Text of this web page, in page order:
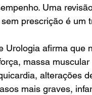
Uma
prescrição é um
Urologia afirma que
massa
alterações
mais graves,